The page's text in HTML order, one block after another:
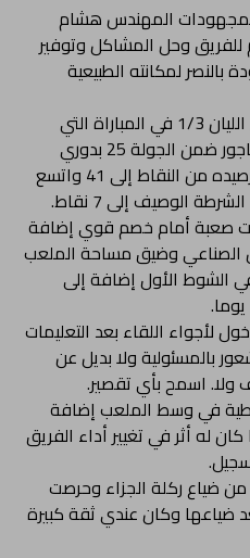
المهندس هشام
وحل المشاكل وتوفير
لمكانته الطبيعية
وكان النصر قد تغلب على سرس الليان 1/3 في المباراة التي
جمعتهما بملعب مركز شباب الباجور ضمن الجولة 25 بدوري
القسم الثاني ب حيث رفع النصر رصيده من النقاط إلى 41 واتسع
الوصيف إلى 7 نقاط.
صعبة أمام خصم قوي إضافة
الصناعي وضيق مساحة الملعب
الشوط الأول إضافة إلى
لأجواء اللقاء بعد التعليمات
بالمسئولية ولا بديل عن
ولا. اسمح بأي تقصير.
في وسط الملعب إضافة
له أثر في تغيير أداء الفريق
من ضياع ركلة الجزاء وحرصت
ضياعها وكان عندي ثقة كبيرة